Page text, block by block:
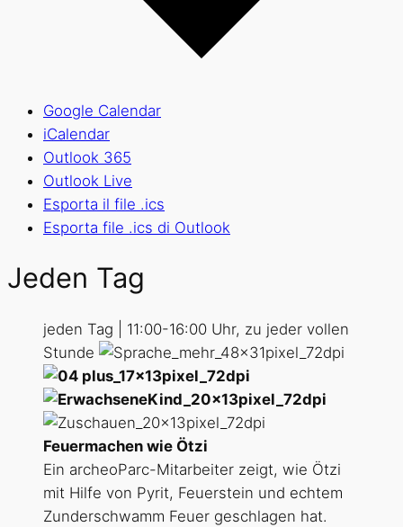
Google Calendar
iCalendar
Outlook 365
Outlook Live
Esporta il file .ics
Esporta file .ics di Outlook
Jeden Tag
jeden Tag | 11:00-16:00 Uhr, zu jeder vollen
Stunde
Feuermachen wie Ötzi
Ein archeoParc-Mitarbeiter zeigt, wie Ötzi
mit Hilfe von Pyrit, Feuerstein und echtem
Zunderschwamm Feuer geschlagen hat.